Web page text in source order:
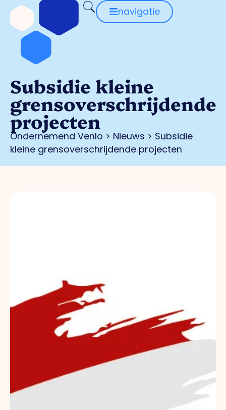
navigatie
Subsidie kleine
grensoverschrijdende
projecten
Ondernemend Venlo > Nieuws > Subsidie
kleine grensoverschrijdende projecten